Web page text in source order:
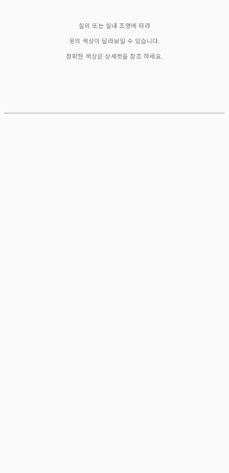
실외 또는 실내 조명에 따라
옷의 색상이 달라보일 수 있습니다.
정확한 색상은 상세컷을 참조 하세요.